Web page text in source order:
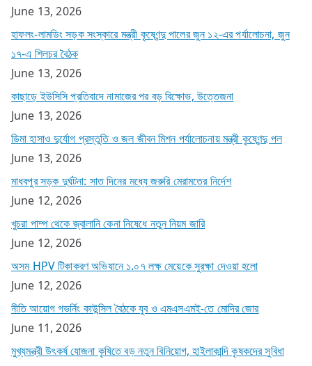
June 13, 2026
হাফলং-লামডিং সড়ক সংস্কারে মন্ত্রী কৃষ্ণেন্দু পালের জুন ১২-এর পর্যালোচনা, জুন
১৭-এ শিলচর বৈঠক
June 13, 2026
কাছাড়ে ইউসিসি প্রতিবাদে নামাজের পর বড় বিক্ষোভ, উত্তেজনা
June 13, 2026
ডিমা হাসাও দুর্যোগ প্রস্তুতি ও জল জীবন মিশন পর্যালোচনায় মন্ত্রী কৃষ্ণেন্দু পল
June 13, 2026
মাধবপুর সড়ক দুর্ঘটনা: সাত দিনের মধ্যে জরুরি মেরামতের নির্দেশ
June 12, 2026
খুচরা পাম্প থেকে জ্বালানি কেনা নিষেধে নতুন নিয়ম জারি
June 12, 2026
অসম HPV টিকাকরণ অভিযানে ১.০৭ লক্ষ মেয়েকে সুরক্ষা দেওয়া হলো
June 12, 2026
নীতি আয়োগ গভর্নিং কাউন্সিল বৈঠকে যুব ও এমএসএমই-তে মোদির জোর
June 11, 2026
মুখ্যমন্ত্রী উৎকর্ষ যোজনা কৃষিতে বড় নতুন বিনিয়োগ, হাইলাকান্দি কৃষকদের সুবিধা